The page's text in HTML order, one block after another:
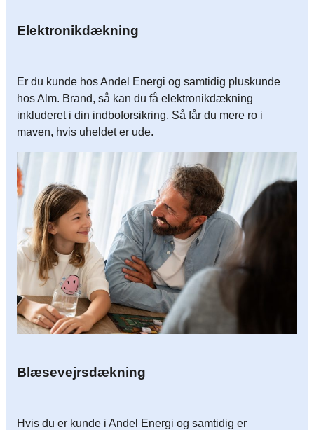
Elektronikdækning
Er du kunde hos Andel Energi og samtidig pluskunde
hos Alm. Brand, så kan du få elektronikdækning
inkluderet i din indboforsikring. Så får du mere ro i
maven, hvis uheldet er ude.
Blæsevejrsdækning
Hvis du er kunde i Andel Energi og samtidig er